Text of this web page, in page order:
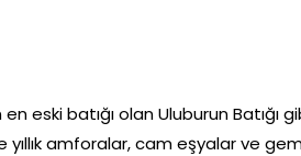
eski batığı olan Uluburun Batığı
amforalar, cam eşyalar ve gemi